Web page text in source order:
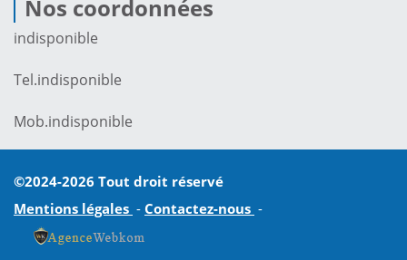
Nos coordonnées
indisponible
Tel.indisponible
Mob.indisponible
©2024-2026 Tout droit réservé
Mentions légales - Contactez-nous -